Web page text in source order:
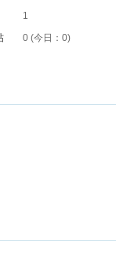
1
0 (今日：0)